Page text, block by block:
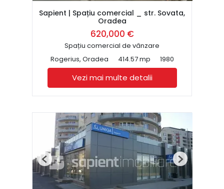
Sapient | Spațiu comercial _ str. Sovata,
Oradea
620,000 €
Spațiu comercial de vânzare
Rogerius, Oradea
414.57 mp 1980
Vezi mai multe detalii
Previous Next